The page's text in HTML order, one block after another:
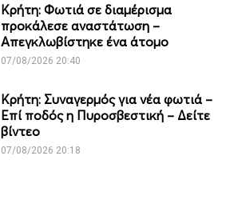
Κρήτη: Φωτιά σε διαμέρισμα
προκάλεσε αναστάτωση –
Απεγκλωβίστηκε ένα άτομο
07/08/2026 20:40
Κρήτη: Συναγερμός για νέα φωτιά –
Επί ποδός η Πυροσβεστική – Δείτε
βίντεο
07/08/2026 20:18